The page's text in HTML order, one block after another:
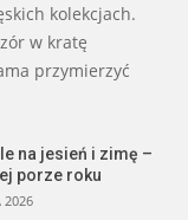
kolekcjach.
w kratę
przymierzyć
na jesień i zimę –
porze roku
2026